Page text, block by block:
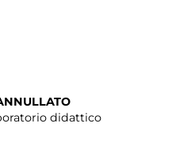
didattico